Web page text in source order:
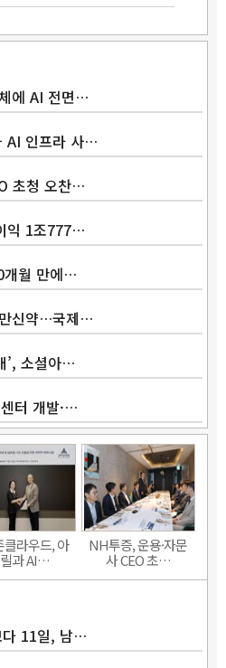
에 AI 전면…
AI 인프라 사…
초청 오찬…
익 1조777…
개월 만에…
신약…국제…
’, 소셜아…
터 개발·…
클라우드, 아
과 AI…
NH투증, 운용·자문
사 CEO 초…
다 11일, 남…